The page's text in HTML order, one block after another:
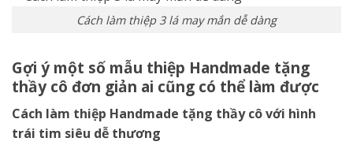
Cách làm thiệp 3 lá may mắn dễ dàng
Gợi ý một số mẫu thiệp Handmade tặng
thầy cô đơn giản ai cũng có thể làm được
Cách làm thiệp Handmade tặng thầy cô với hình
trái tim siêu dễ thương